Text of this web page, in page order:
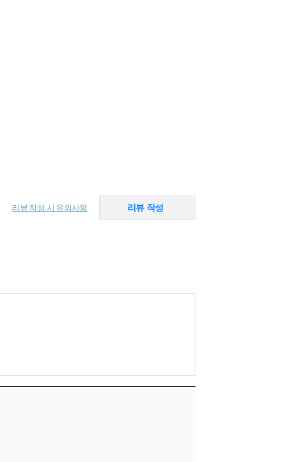
리뷰 작성 시 유의사항 리뷰 작성